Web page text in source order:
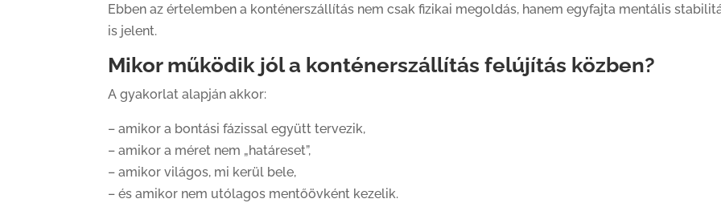
Ebben az értelemben a konténerszállítás nem csak fizikai megoldás, hanem egyfajta mentális
is jelent.
Mikor működik jól a konténerszállítás felújítás közben?
A gyakorlat alapján akkor:
– amikor a bontási fázissal együtt tervezik,
– amikor a méret nem „határeset”,
– amikor világos, mi kerül bele,
– és amikor nem utólagos mentőövként kezelik.